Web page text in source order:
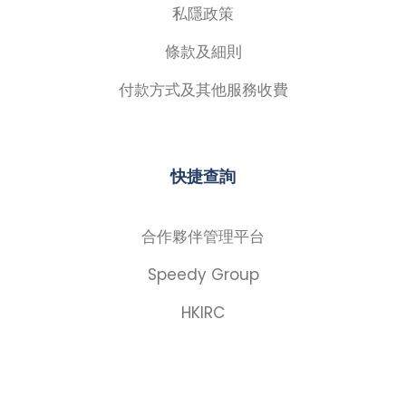
私隱政策
條款及細則
付款方式及其他服務收費
快捷查詢
合作夥伴管理平台
Speedy Group
HKIRC